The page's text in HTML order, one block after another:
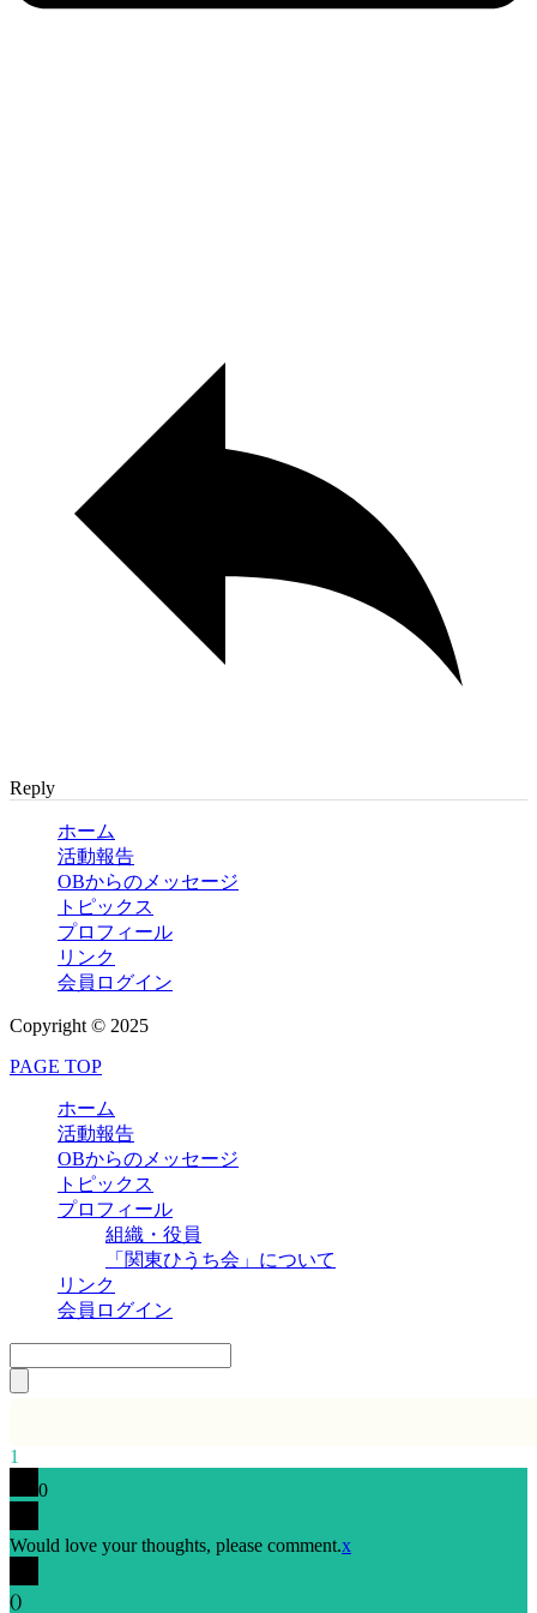
Reply
ホーム
活動報告
OBからのメッセージ
トピックス
プロフィール
リンク
会員ログイン
Copyright © 2025
PAGE TOP
ホーム
活動報告
OBからのメッセージ
トピックス
プロフィール
組織・役員
「関東ひうち会」について
リンク
会員ログイン
1
0
Would love your thoughts, please comment.x
()